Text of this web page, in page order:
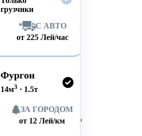
грузчики
*
С АВТО
от 225 Лей/час
Фургон
14м3 · 1.5т
ЗА ГОРОДОМ
от 12 Лей/км